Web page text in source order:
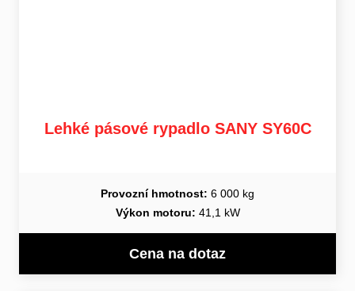
Lehké pásové rypadlo SANY SY60C
Provozní hmotnost: 6 000 kg
Výkon motoru: 41,1 kW
Cena na dotaz